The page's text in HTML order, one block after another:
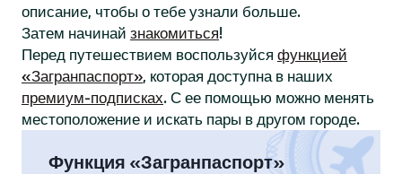
описание, чтобы о тебе узнали больше.
Затем начинай знакомиться!
Перед путешествием воспользуйся функцией
«Загранпаспорт», которая доступна в наших
премиум-подписках. С ее помощью можно менять
местоположение и искать пары в другом городе.
Функция «Загранпаспорт»